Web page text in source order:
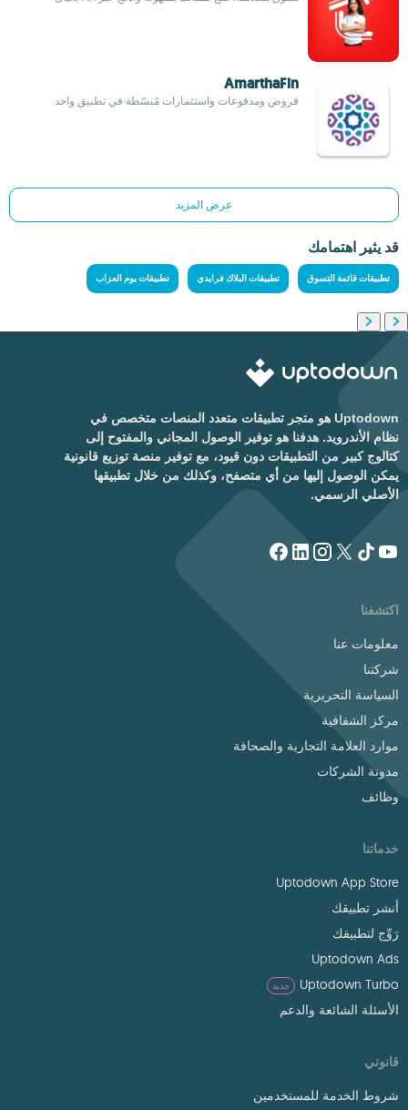
AmarthaFin
قروض ومدفوعات واستثمارات مُبسّطة في تطبيق واحد
عرض المزيد
قد يثير اهتمامك
تطبيقات قائمة التسوق تطبيقات البلاك فرايدي تطبيقات يوم العزاب
Uptodown هو متجر تطبيقات متعدد المنصات متخصص في
نظام الأندرويد. هدفنا هو توفير الوصول المجاني والمفتوح إلى
كتالوج كبير من التطبيقات دون قيود، مع توفير منصة توزيع قانونية
يمكن الوصول إليها من أي متصفح، وكذلك من خلال تطبيقها
الأصلي الرسمي.
اكتشفنا
معلومات عنا
شركتنا
السياسة التحريرية
مركز الشفافية
موارد العلامة التجارية والصحافة
مدونة الشركات
وظائف
خدماتنا
Uptodown App Store
أنشر تطبيقك
رَوِّج لتطبيقك
Uptodown Ads
Uptodown Turbo
جديد
الأسئلة الشائعة والدعم
قانوني
شروط الخدمة للمستخدمين